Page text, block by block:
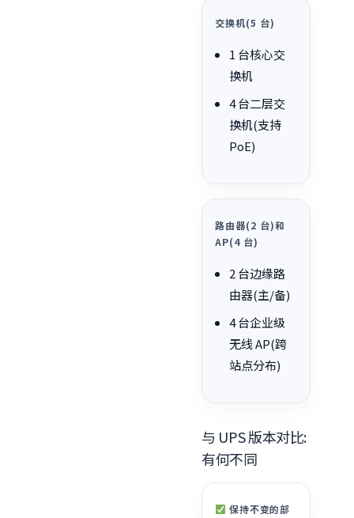
交换机(5 台)
1 台核心交
换机
4 台二层交
换机(支持
PoE)
路由器(2 台)和
AP(4 台)
2 台边缘路
由器(主/备)
4 台企业级
无线 AP(跨
站点分布)
与 UPS 版本对比:
有何不同
保持不变的部